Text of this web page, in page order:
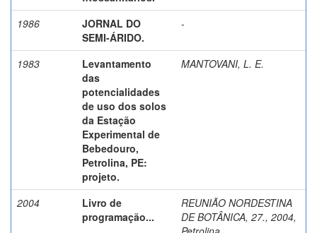
1986
JORNAL DO
SEMI-ÁRIDO.
-
1983
Levantamento
das
potencialidades
de uso dos solos
da Estação
Experimental de
Bebedouro,
Petrolina, PE:
projeto.
MANTOVANI, L. E.
2004
Livro de
programação...
REUNIÃO NORDESTINA
DE BOTÂNICA, 27., 2004,